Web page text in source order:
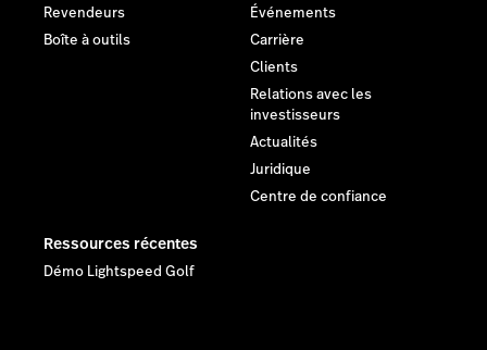
Revendeurs
Boîte à outils
Événements
Carrière
Clients
Relations avec les
investisseurs
Actualités
Juridique
Centre de confiance
Ressources récentes
Démo Lightspeed Golf